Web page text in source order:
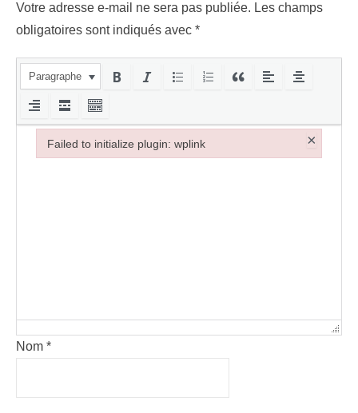
Votre adresse e-mail ne sera pas publiée. Les champs
obligatoires sont indiqués avec *
Paragraphe
Nom *
Failed to initialize plugin: wplink ×
Failed to initialize plugin: wplink